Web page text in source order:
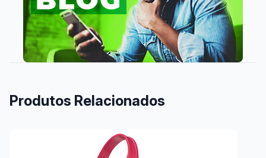
Produtos Relacionados